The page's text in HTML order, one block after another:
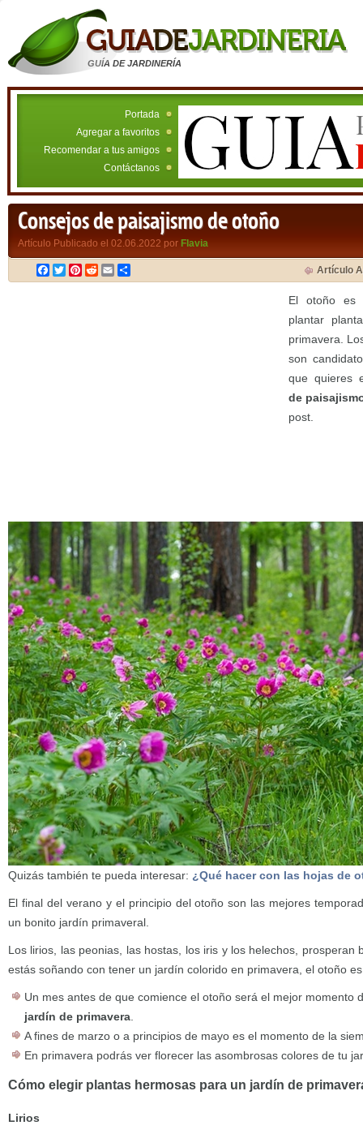
GUÍA DE JARDINERÍA
Portada
Agregar a favoritos
Recomendar a tus amigos
Contáctanos
Consejos de paisajismo de otoño
Artículo Publicado el 02.06.2022 por Flavia
Facebook
TwitterPinterest
RedditEmail Artículo
El otoño es
plantar
primavera.
son
que quieres
de
post.
Quizás también te pueda interesar: ¿Qué hacer con las hojas de
El final del verano y el principio del otoño son las mejores
un bonito jardín primaveral.
Los lirios, las peonias, las hostas, los iris y los helechos, prosperan
estás soñando con tener un jardín colorido en primavera, el otoño
Un mes antes de que comience el otoño será el mejor momento
jardín de primavera
A fines de marzo o a principios de mayo es el momento de la
En primavera podrás ver florecer las asombrosas colores de tu
Cómo elegir plantas hermosas para un jardín de
Lirios